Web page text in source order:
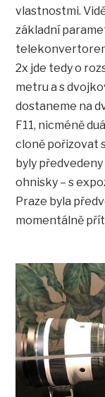
vlastnostmi.
základní
2x jde tedy o
metru a s
dostaneme na
F11, nicméně
cloně pořizovat
byly
ohnisky – s
Praze byla
momentálně